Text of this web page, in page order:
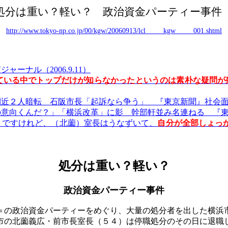
分は重い？軽い？ 政治資金パーティー事
http://www.tokyo-np.co.jp/00/kgw/20060913/lcl_____kgw_____001.shtml
ーナル（2006.9.11）
いる中でトップだけが知らなかったというのは素朴な疑問が
人暗転 石阪市長「起訴なら争う」 『東京新聞』社会面
くんだ？」「横浜改革」に影 幹部軒並み名連ねる 『東
すけれど、（北薗）室長はうなずいて、 自分が全部しょっ
処分は重い？軽い？
政治資金パーティー事件
治資金パーティーをめぐり、大量の処分者を出した横
北薗義広・前市長室長（５４）は停職処分のその日に退職